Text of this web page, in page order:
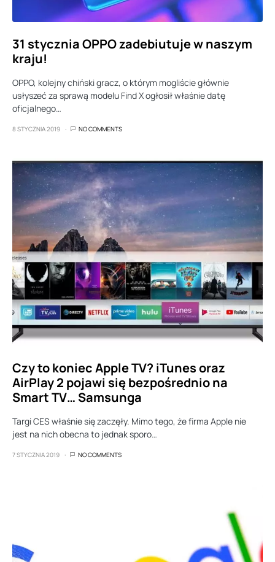
31 stycznia OPPO zadebiutuje w naszym
kraju!
OPPO, kolejny chiński gracz, o którym mogliście głównie
usłyszeć za sprawą modelu Find X ogłosił właśnie datę
oficjalnego…
8 STYCZNIA 2019 NO COMMENTS
Czy to koniec Apple TV? iTunes oraz
AirPlay 2 pojawi się bezpośrednio na
Smart TV… Samsunga
Targi CES właśnie się zaczęły. Mimo tego, że firma Apple nie
jest na nich obecna to jednak sporo…
7 STYCZNIA 2019 NO COMMENTS